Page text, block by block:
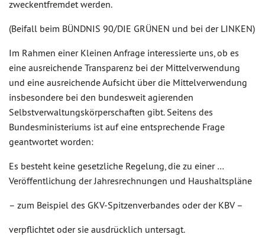
zweckentfremdet werden.
(Beifall beim BÜNDNIS 90/DIE GRÜNEN und bei der LINKEN)
Im Rahmen einer Kleinen Anfrage interessierte uns, ob es
eine ausreichende Transparenz bei der Mittelverwendung
und eine ausreichende Aufsicht über die Mittelverwendung
insbesondere bei den bundesweit agierenden
Selbstverwaltungskörperschaften gibt. Seitens des
Bundesministeriums ist auf eine entsprechende Frage
geantwortet worden:
Es besteht keine gesetzliche Regelung, die zu einer …
Veröffentlichung der Jahresrechnungen und Haushaltspläne
– zum Beispiel des GKV-Spitzenverbandes oder der KBV –
verpflichtet oder sie ausdrücklich untersagt.